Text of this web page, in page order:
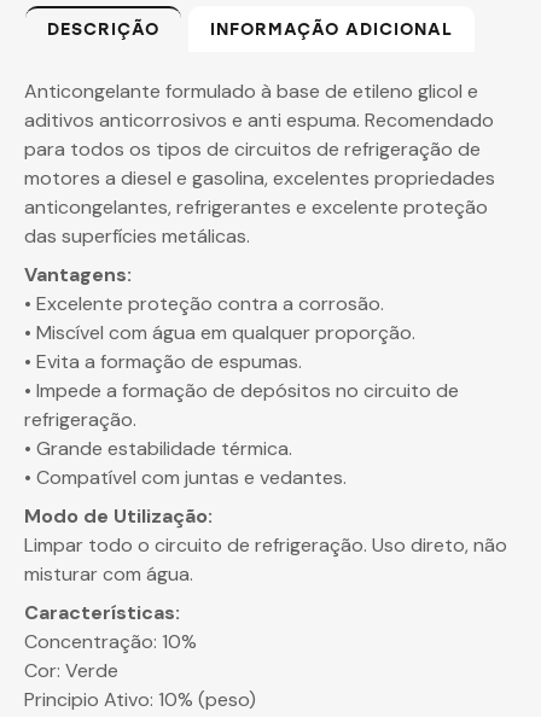
DESCRIÇÃO INFORMAÇÃO ADICIONAL
Anticongelante formulado à base de etileno glicol e
aditivos anticorrosivos e anti espuma. Recomendado
para todos os tipos de circuitos de refrigeração de
motores a diesel e gasolina, excelentes propriedades
anticongelantes, refrigerantes e excelente proteção
das superfícies metálicas.
Vantagens:
• Excelente proteção contra a corrosão.
• Miscível com água em qualquer proporção.
• Evita a formação de espumas.
• Impede a formação de depósitos no circuito de
refrigeração.
• Grande estabilidade térmica.
• Compatível com juntas e vedantes.
Modo de Utilização:
Limpar todo o circuito de refrigeração. Uso direto, não
misturar com água.
Características:
Concentração: 10%
Cor: Verde
Principio Ativo: 10% (peso)